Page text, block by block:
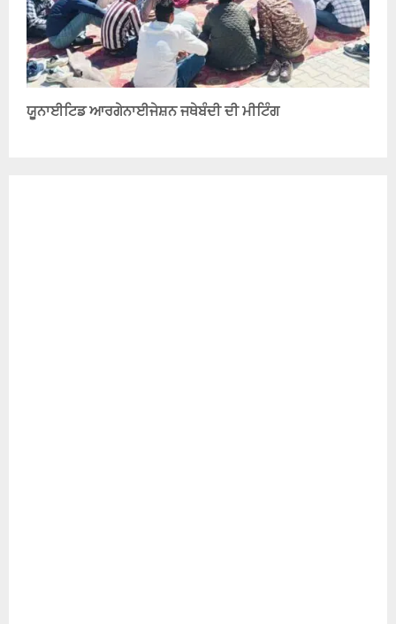
ਯੂਨਾਈਟਿਡ ਆਰਗੇਨਾਈਜੇਸ਼ਨ ਜਥੇਬੰਦੀ ਦੀ ਮੀਟਿੰਗ